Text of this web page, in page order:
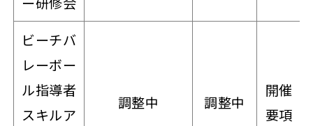
ビーチバ
レーボー
ル指導者
スキルア
調整中 調整中
開催
要項